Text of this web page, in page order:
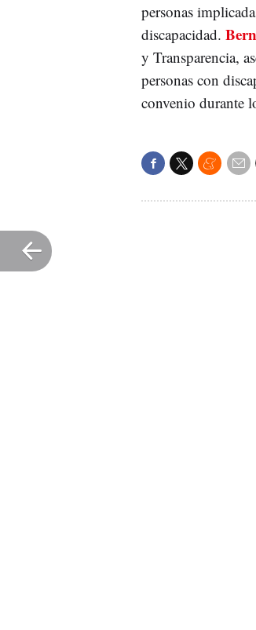
personas
discapacidad.
y Transparencia,
personas con
convenio durante